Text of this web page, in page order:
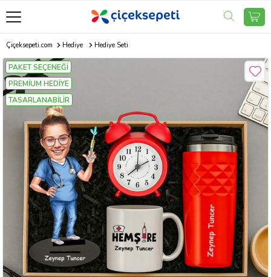
Çiçeksepeti.com Hediye Hediye Seti
PAKET SEÇENEĞİ
PREMİUM HEDİYE
TASARLANABİLİR